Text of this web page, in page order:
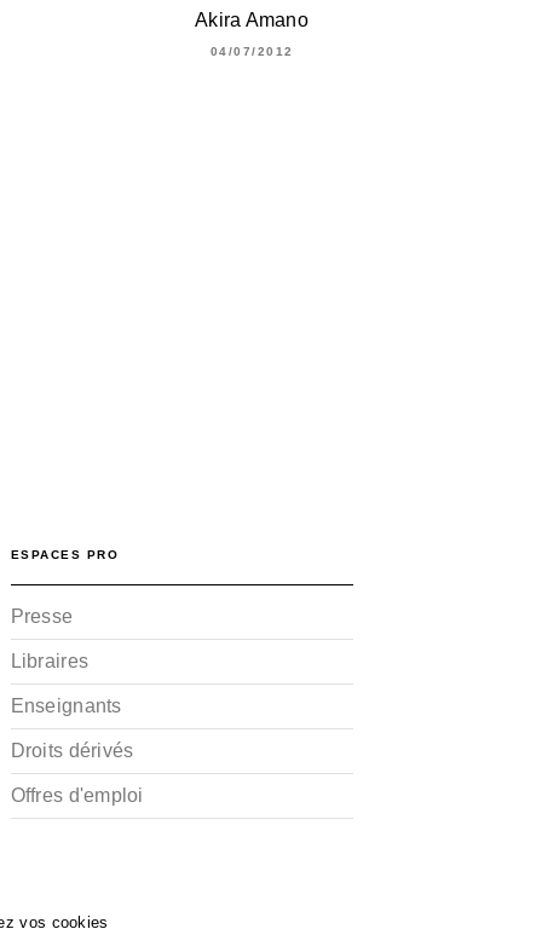
Akira Amano
04/07/2012
ESPACES PRO
Presse
Libraires
Enseignants
Droits dérivés
Offres d'emploi
vos cookies